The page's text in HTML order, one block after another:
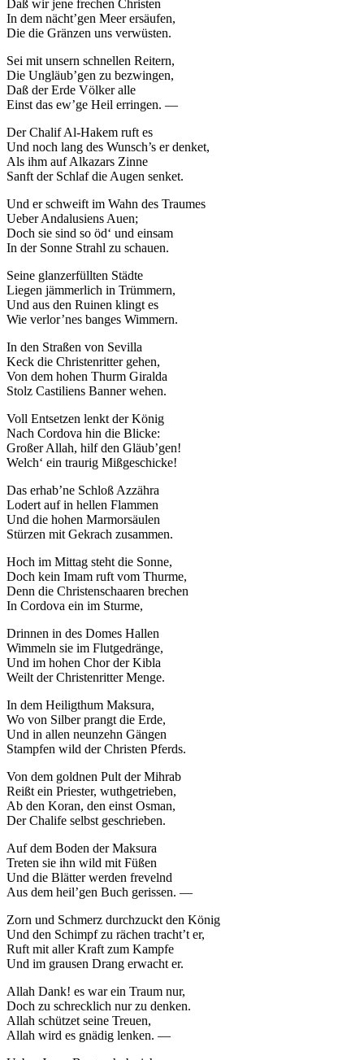
Daß wir jene frechen Christen
In dem nächt’gen Meer ersäufen,
Die die Gränzen uns verwüsten.
Sei mit unsern schnellen Reitern,
Die Ungläub’gen zu bezwingen,
Daß der Erde Völker alle
Einst das ew’ge Heil erringen. —
Der Chalif Al-Hakem ruft es
Und noch lang des Wunsch’s er denket,
Als ihm auf Alkazars Zinne
Sanft der Schlaf die Augen senket.
Und er schweift im Wahn des Traumes
Ueber Andalusiens Auen;
Doch sie sind so öd‘ und einsam
In der Sonne Strahl zu schauen.
Seine glanzerfüllten Städte
Liegen jämmerlich in Trümmern,
Und aus den Ruinen klingt es
Wie verlor’nes banges Wimmern.
In den Straßen von Sevilla
Keck die Christenritter gehen,
Von dem hohen Thurm Giralda
Stolz Castiliens Banner wehen.
Voll Entsetzen lenkt der König
Nach Cordova hin die Blicke:
Großer Allah, hilf den Gläub’gen!
Welch‘ ein traurig Mißgeschicke!
Das erhab’ne Schloß Azzähra
Lodert auf in hellen Flammen
Und die hohen Marmorsäulen
Stürzen mit Gekrach zusammen.
Hoch im Mittag steht die Sonne,
Doch kein Imam ruft vom Thurme,
Denn die Christenschaaren brechen
In Cordova ein im Sturme,
Drinnen in des Domes Hallen
Wimmeln sie im Flutgedränge,
Und im hohen Chor der Kibla
Weilt der Christenritter Menge.
In dem Heiligthum Maksura,
Wo von Silber prangt die Erde,
Und in allen neunzehn Gängen
Stampfen wild der Christen Pferds.
Von dem goldnen Pult der Mihrab
Reißt ein Priester, wuthgetrieben,
Ab den Koran, den einst Osman,
Der Chalife selbst geschrieben.
Auf dem Boden der Maksura
Treten sie ihn wild mit Füßen
Und die Blätter werden frevelnd
Aus dem heil’gen Buch gerissen. —
Zorn und Schmerz durchzuckt den König
Und den Schimpf zu rächen tracht’t er,
Ruft mit aller Kraft zum Kampfe
Und im grausen Drang erwacht er.
Allah Dank! es war ein Traum nur,
Doch zu schrecklich nur zu denken.
Allah schützet seine Treuen,
Allah wird es gnädig lenken. —